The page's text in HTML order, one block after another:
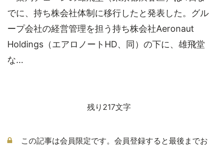
でに、持ち株会社体制に移行したと発表した。グル
ープ会社の経営管理を担う持ち株会社Aeronaut
Holdings（エアロノートHD、同）の下に、雄飛堂
な...
残り217文字
この記事は会員限定です。会員登録すると最後までお